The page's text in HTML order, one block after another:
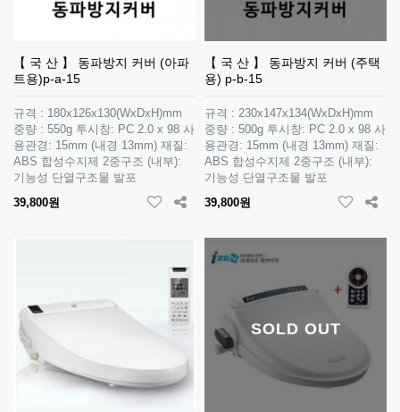
【 국 산 】 동파방지 커버 (아파
트용)p-a-15
규격 : 180x126x130(WxDxH)mm
중량 : 550g 투시창: PC 2.0 x 98 사
용관경: 15mm (내경 13mm) 재질:
ABS 합성수지제 2중구조 (내부):
기능성 단열구조물 발포
39,800원
【 국 산 】 동파방지 커버 (주택
용) p-b-15
규격 : 230x147x134(WxDxH)mm
중량 : 500g 투시창: PC 2.0 x 98 사
용관경: 15mm (내경 13mm) 재질:
ABS 합성수지제 2중구조 (내부):
기능성 단열구조물 발포
39,800원
SOLD OUT